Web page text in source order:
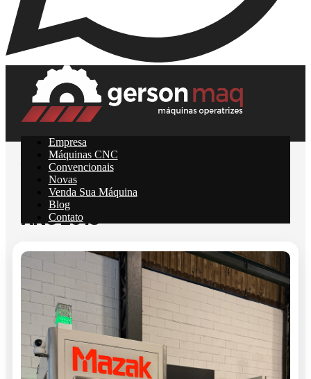
Empresa
Máquinas CNC
Convencionais
Novas
Venda Sua Máquina
Blog
Contato
Produtos › Torno CNC
CENTRO DE TORNEAMENTO
MULTITAREFA - MAZAK J200 -
ANO 2013